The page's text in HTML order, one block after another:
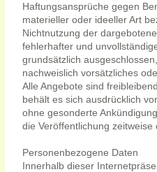
Haftungsansprüche gegen
materieller oder ideeller Art
Nichtnutzung der
fehlerhafter und
grundsätzlich
nachweislich vorsätzliches
Alle Angebote sind
behält es sich ausdrücklich
ohne gesonderte
die Veröffentlichung
Personenbezogene Daten
Innerhalb dieser